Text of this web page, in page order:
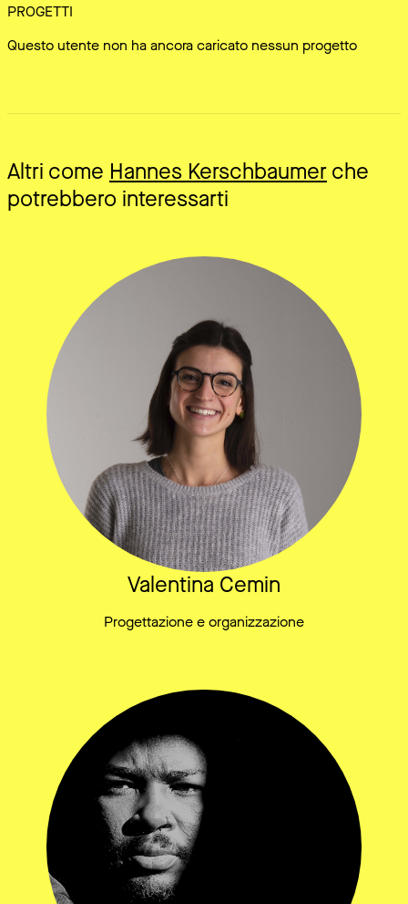
PROGETTI
Questo utente non ha ancora caricato nessun progetto
Altri come Hannes Kerschbaumerche
potrebbero interessarti
Valentina Cemin
Progettazione e organizzazione